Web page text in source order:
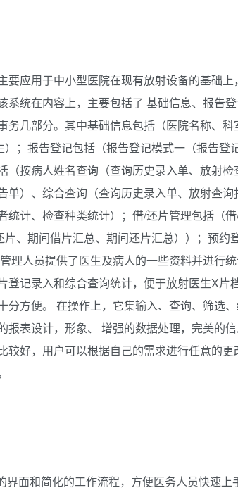
要应用于中小型医院在现有放射设备的基础
系统在内容上，主要包括了 基础信息、报告
几部分。其中基础信息包括（医院名称、科
；报告登记包括（报告登记模式一（报告登
（按病人姓名查询（查询历史录入单、放射
单）、综合查询（查询历史录入单、放射查
统计、检查种类统计）；借/还片管理包括（
、期间借片汇总、期间还片汇总））；预约
理人员提供了医生及病人的一些资料并进行
登记录入和综合查询统计，便于放射医生X片
分方便。 在操作上，它集输入、查询、筛选
报表设计，形象、 增强的数据处理，完美的
较好，用户可以根据自己的需求进行任意的
界面和简化的工作流程，方便医务人员快速上